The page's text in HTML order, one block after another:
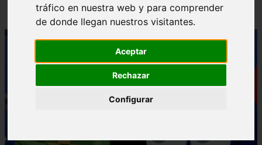
tráfico en nuestra web y para comprender
de donde llegan nuestros visitantes.
Aceptar
Rechazar
Configurar